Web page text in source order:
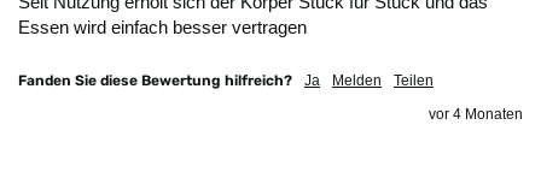
Essen wird einfach besser vertragen
Fanden Sie diese Bewertung hilfreich? Ja Melden
Teilen
vor 4 Monaten